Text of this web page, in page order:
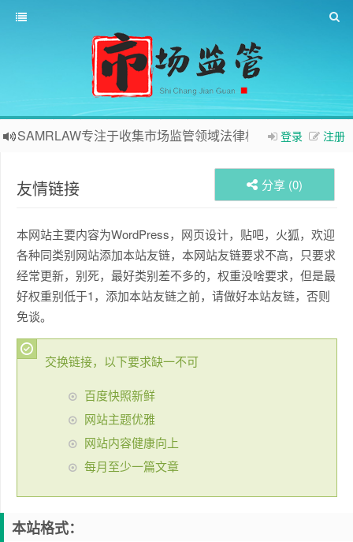
登录 注册
SAMRLAW专注于收集市场监管领域法律相关内容
友情链接 分享 (0)
本网站主要内容为WordPress，网页设计，贴吧，火狐，欢迎
各种同类别网站添加本站友链，本网站友链要求不高，只要求
经常更新，别死，最好类别差不多的，权重没啥要求，但是最
好权重别低于1，添加本站友链之前，请做好本站友链，否则
免谈。
交换链接，以下要求缺一不可
百度快照新鲜
网站主题优雅
网站内容健康向上
每月至少一篇文章
本站格式：